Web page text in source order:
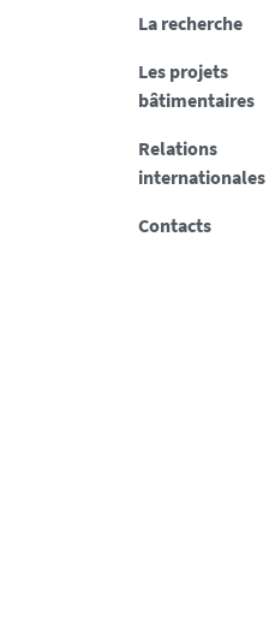
La recherche
Les projets
bâtimentaires
Relations
internationales
Contacts